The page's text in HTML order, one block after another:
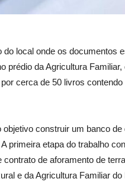
do local onde os documentos
prédio da Agricultura
cerca de 50 livros
construir um banco
primeira etapa do trabalho
contrato de aforamento de
e da Agricultura Familiar